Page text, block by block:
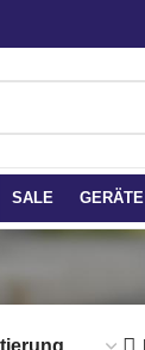
SALE GERÄTE